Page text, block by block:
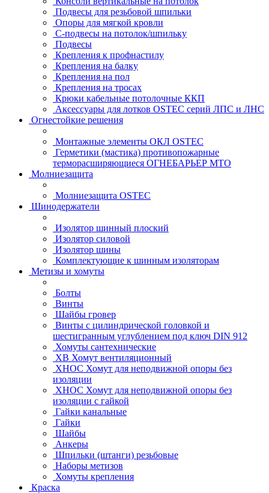
Подвесы для резьбовой шпильки
Опоры для мягкой кровли
С-подвесы на потолок/шпильку
Подвесы
Крепления к профнастилу
Крепления на балку
Крепления на пол
Крепления на тросах
Крюки кабельные потолочные ККП
Аксессуары для лотков OSTEC серий ЛПС и ЛНС
Огнестойкие решения
Монтажные элементы ОКЛ OSTEC
Герметики (мастика) противопожарные
терморасширяющиеся ОГНЕБАРЬЕР МТО
Молниезащита
Молниезащита OSTEC
Шинодержатели
Изолятор шинный плоский
Изолятор силовой
Изолятор шины
Комплектующие к шинным изоляторам
Метизы и хомуты
Болты
Винты
Шайбы гровер
Винты с цилиндрической головкой и
шестигранным углублением под ключ DIN 912
Хомуты сантехнические
ХВ Хомут вентиляционный
ХНОС Хомут для неподвижной опоры без
изоляции
ХНОС Хомут для неподвижной опоры без
изоляции с гайкой
Гайки канальные
Гайки
Шайбы
Анкеры
Шпильки (штанги) резьбовые
Наборы метизов
Хомуты крепления
Краска